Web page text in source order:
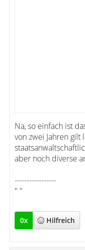
Na, so einfach ist
von zwei Jahren
aber noch diverse
-----------------
" "
0x Hilfreich